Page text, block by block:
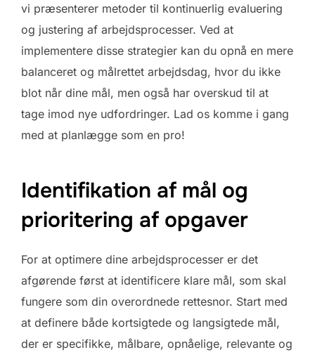
vi præsenterer metoder til kontinuerlig evaluering
og justering af arbejdsprocesser. Ved at
implementere disse strategier kan du opnå en mere
balanceret og målrettet arbejdsdag, hvor du ikke
blot når dine mål, men også har overskud til at
tage imod nye udfordringer. Lad os komme i gang
med at planlægge som en pro!
Identifikation af mål og
prioritering af opgaver
For at optimere dine arbejdsprocesser er det
afgørende først at identificere klare mål, som skal
fungere som din overordnede rettesnor. Start med
at definere både kortsigtede og langsigtede mål,
der er specifikke, målbare, opnåelige, relevante og